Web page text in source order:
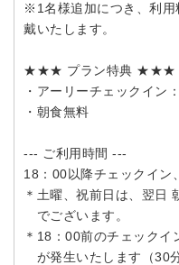
※1名様追加につき、利用
戴いたします。
★★★ プラン特典 ★★★
・アーリーチェックイン
・朝食無料
--- ご利用時間 ---
18：00以降チェックイン
＊土曜、祝前日は、翌日
でございます。
＊18：00前のチェックイ
が発生いたします（30